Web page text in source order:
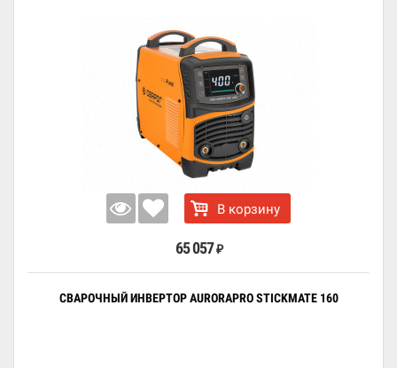
В корзину
65 057 ₽
СВАРОЧНЫЙ ИНВЕРТОР AURORAPRO STICKMATE 160